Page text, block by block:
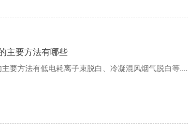
主要方法有哪些
要方法有低电耗离子束脱白、冷凝混风烟气脱白等